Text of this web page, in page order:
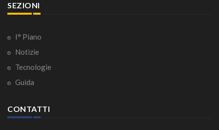
SEZIONI
I° Piano
Notizie
Tecnologie
Guida
CONTATTI